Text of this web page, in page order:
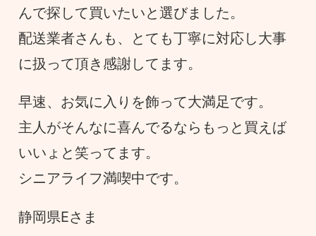
んで探して買いたいと選びました。
配送業者さんも、とても丁寧に対応し大事
に扱って頂き感謝してます。
早速、お気に入りを飾って大満足です。
主人がそんなに喜んでるならもっと買えば
いいょと笑ってます。
シニアライフ満喫中です。
静岡県Eさま